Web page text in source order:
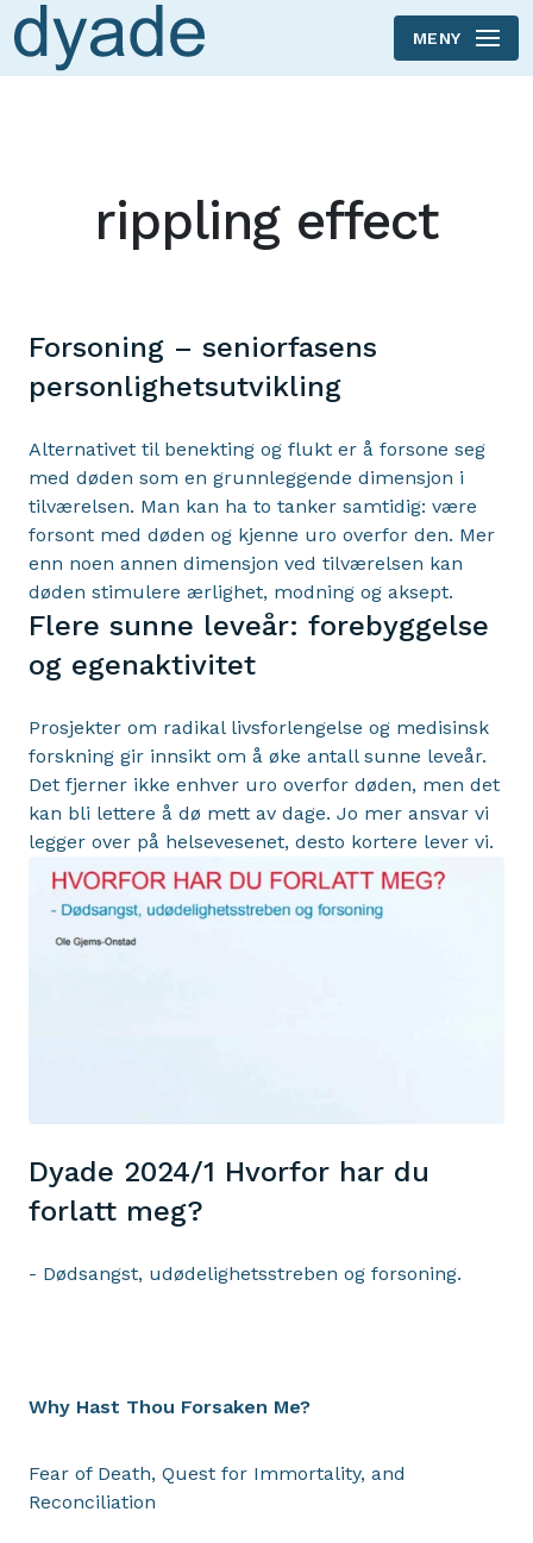
Skip to main content
MENY
rippling effect
Forsoning – seniorfasens
personlighetsutvikling
Alternativet til benekting og flukt er å forsone seg
med døden som en grunnleggende dimensjon i
tilværelsen. Man kan ha to tanker samtidig: være
forsont med døden og kjenne uro overfor den. Mer
enn noen annen dimensjon ved tilværelsen kan
døden stimulere ærlighet, modning og aksept.
Flere sunne leveår: forebyggelse
og egenaktivitet
Prosjekter om radikal livsforlengelse og medisinsk
forskning gir innsikt om å øke antall sunne leveår.
Det fjerner ikke enhver uro overfor døden, men det
kan bli lettere å dø mett av dage. Jo mer ansvar vi
legger over på helsevesenet, desto kortere lever vi.
Dyade 2024/1 Hvorfor har du
forlatt meg?
- Dødsangst, udødelighetsstreben og forsoning.
Why Hast Thou Forsaken Me?
Fear of Death, Quest for Immortality, and
Reconciliation